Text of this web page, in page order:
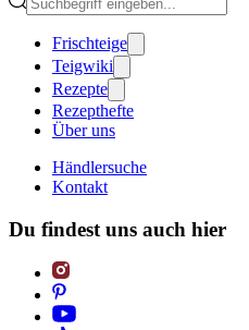
Frischteige
Teigwiki
Rezepte
Rezepthefte
Über uns
Händlersuche
Kontakt
Du findest uns auch hier